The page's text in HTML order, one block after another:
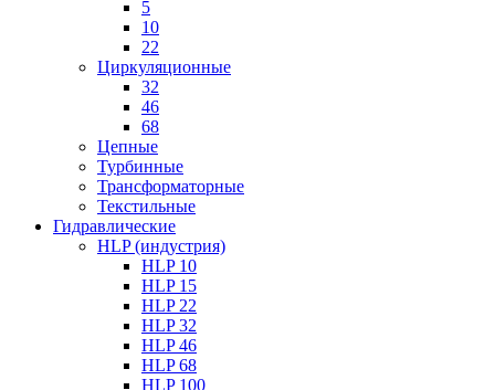
5
10
22
Циркуляционные
32
46
68
Цепные
Турбинные
Трансформаторные
Текстильные
Гидравлические
HLP (индустрия)
HLP 10
HLP 15
HLP 22
HLP 32
HLP 46
HLP 68
HLP 100